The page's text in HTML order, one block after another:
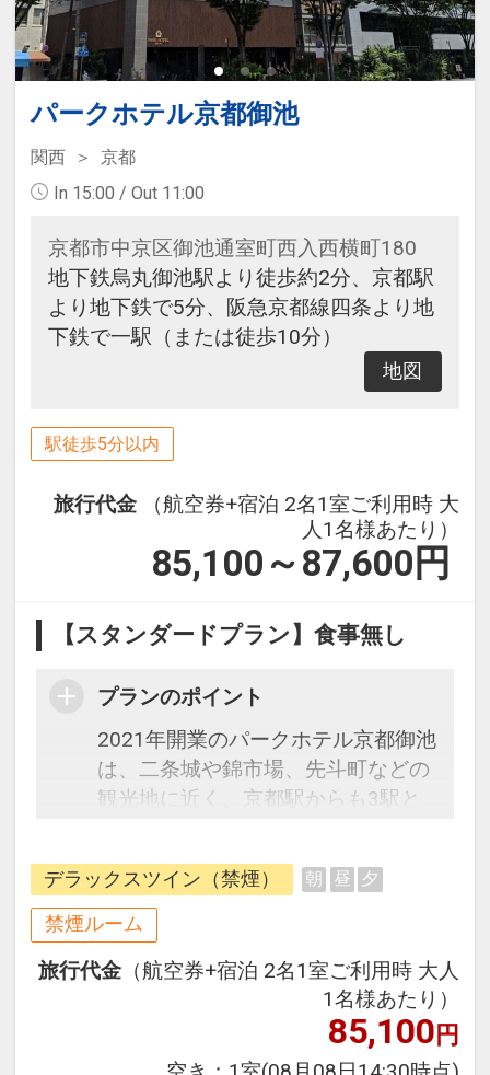
パークホテル京都御池
関西
京都
In 15:00 / Out 11:00
京都市中京区御池通室町西入西横町180
地下鉄烏丸御池駅より徒歩約2分、京都駅
より地下鉄で5分、阪急京都線四条より地
下鉄で一駅（または徒歩10分）
地図
駅徒歩5分以内
旅行代金
（航空券+宿泊 2名1室ご利用時 大
人1名様あたり）
85,100～87,600 円
【スタンダードプラン】食事無し
プランのポイント
2021年開業のパークホテル京都御池
は、二条城や錦市場、先斗町などの
観光地に近く、京都駅からも3駅と
全室にシモンズ製ベッドとスマート
TVを完備し、快適な宿泊空間を提供
します。また、館内には開放的なレ
ストラン＆バー、フィットネスルー
ムもあり、充実した滞在をお約束し
ます。朝食には和洋のメニューをご
用意。大型スマートTVでお好きな動
画コンテンツを楽しみながら、旅の
デラックスツイン（禁煙） 朝 昼 夕
禁煙ルーム
旅行代金 （航空券+宿泊 2名1室ご利用時 大人
1名様あたり）
85,100円